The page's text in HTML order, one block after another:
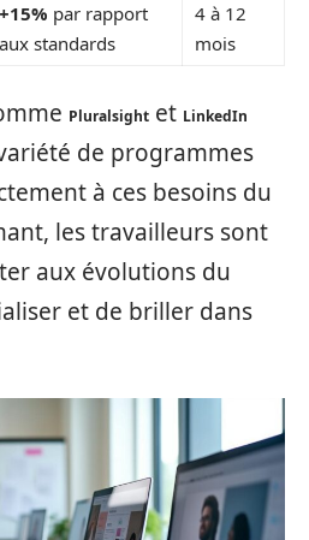
+15% par rapport
aux standards
4 à 12
mois
Pluralsight et LinkedIn
de programmes
à ces besoins du
les travailleurs sont
aux évolutions du
et de briller dans